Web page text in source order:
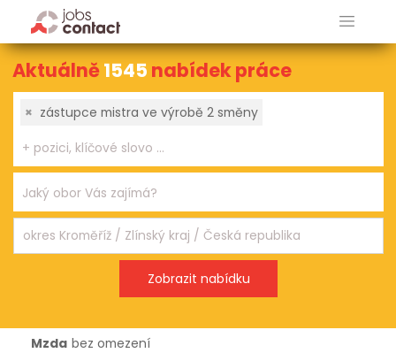
Aktuálně1545 nabídek práce
× zástupce mistra ve výrobě 2 směny
Mzda bez omezení